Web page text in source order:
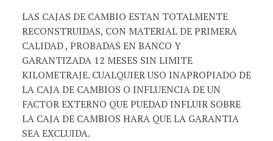
LAS CAJAS DE CAMBIO ESTAN TOTALMENTE
RECONSTRUIDAS, CON MATERIAL DE PRIMERA
CALIDAD , PROBADAS EN BANCO Y
GARANTIZADA 12 MESES SIN LIMITE
KILOMETRAJE. CUALQUIER USO INAPROPIADO DE
LA CAJA DE CAMBIOS O INFLUENCIA DE UN
FACTOR EXTERNO QUE PUEDAD INFLUIR SOBRE
LA CAJA DE CAMBIOS HARA QUE LA GARANTIA
SEA EXCLUIDA.